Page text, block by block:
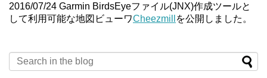
2016/07/24 Garmin BirdsEyeファイル(JNX)作成ツールと
して利用可能な地図ビューワCheezmill を公開しました。